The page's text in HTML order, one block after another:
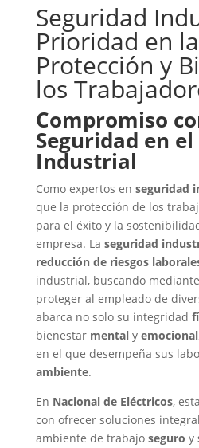
Seguridad
Prioridad en la
Protección y
los
Compromiso
Seguridad en
Industrial
Como expertos en seguridad
que la protección de los
para el éxito y la
empresa. La seguridad
reducción de riesgos
industrial, buscando
proteger al empleado de
abarca no solo su integridad
bienestar mentaly emocional
en el que desempeña sus
ambiente.
En Nacional de Eléctricos,
con ofrecer soluciones
ambiente de trabajo seguro y